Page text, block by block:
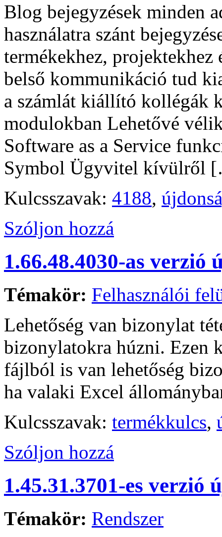
Blog bejegyzések minden
használatra szánt
termékekhez,
belső kommunikáció tud
a számlát kiállító kollégák
modulokban Lehetővé
Software as a Service
Symbol Ügyvitel kívülről
Kulcsszavak: 4188,
Szóljon hozzá
1.66.48.4030-as verzió
Témakör: Felhasználói
Lehetőség van bizonylat
bizonylatokra húzni. Ezen
fájlból is van lehetőség
ha valaki Excel
Kulcsszavak: termékkulcs,
Szóljon hozzá
1.45.31.3701-es verzió
Témakör: Rendszer